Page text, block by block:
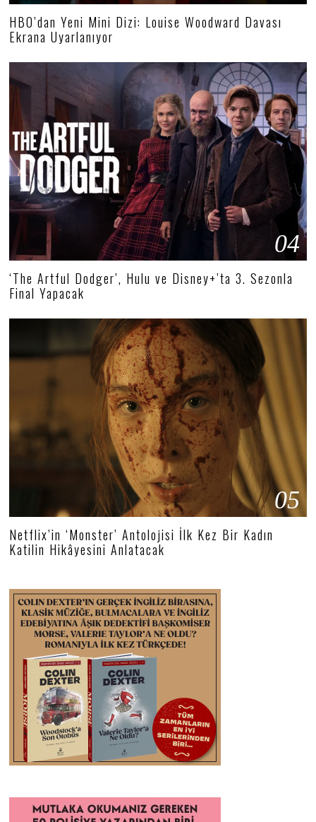
HBO’dan Yeni Mini Dizi: Louise Woodward Davası
Ekrana Uyarlanıyor
04
‘The Artful Dodger’, Hulu ve Disney+’ta 3. Sezonla
Final Yapacak
05
Netflix’in ‘Monster’ Antolojisi İlk Kez Bir Kadın
Katilin Hikâyesini Anlatacak